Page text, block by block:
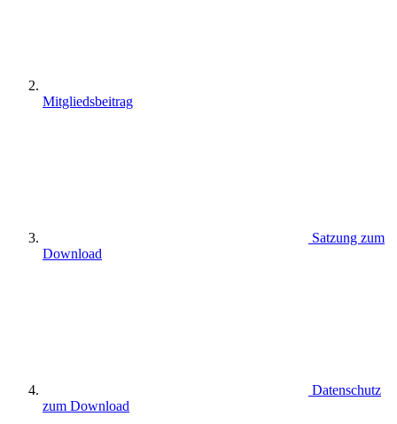
Mitgliedsbeitrag
Satzung zum
Download
Datenschutz
zum Download